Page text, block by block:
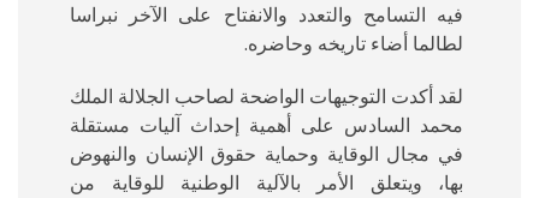
فيه التسامح والتعدد والانفتاح على الآخر نبراسا
لطالما أضاء تاريخه وحاضره.
لقد أكدت التوجيهات الواضحة لصاحب الجلالة الملك
محمد السادس على أهمية إحداث آليات مستقلة
في مجال الوقاية وحماية حقوق الإنسان والنهوض
بها، ويتعلق الأمر بالآلية الوطنية للوقاية من